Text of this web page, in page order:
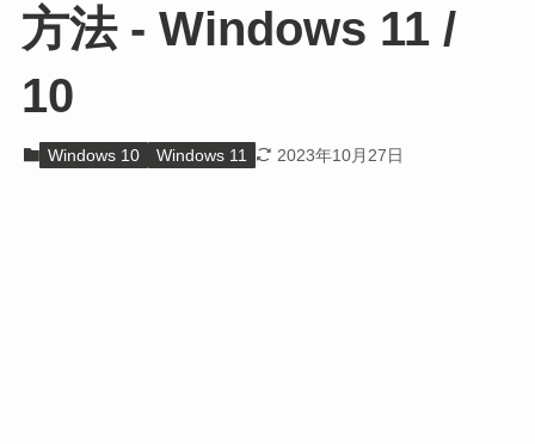
方法 - Windows 11 /
10
Windows 10 Windows 11 2023年10月27日